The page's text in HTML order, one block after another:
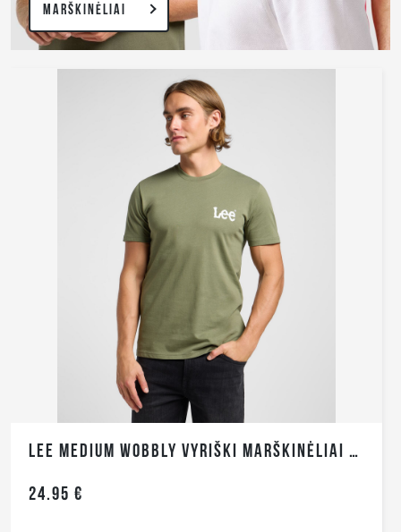
MARŠKINĖLIAI
LEE MEDIUM WOBBLY VYRIŠKI MARŠKINĖLIAI TRUMPOMIS RANKOVĖMIS
24.95 €